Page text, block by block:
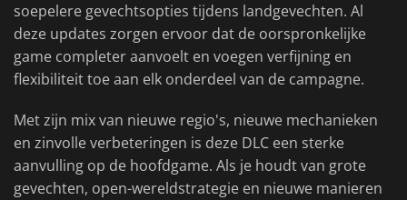
soepelere gevechtsopties tijdens landgevechten. Al
deze updates zorgen ervoor dat de oorspronkelijke
game completer aanvoelt en voegen verfijning en
flexibiliteit toe aan elk onderdeel van de campagne.
Met zijn mix van nieuwe regio's, nieuwe mechanieken
en zinvolle verbeteringen is deze DLC een sterke
aanvulling op de hoofdgame. Als je houdt van grote
gevechten, open-wereldstrategie en nieuwe manieren